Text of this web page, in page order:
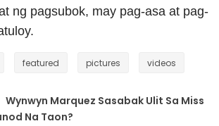
ng pagsubok, may pag-asa at pag-
featured pictures videos
Wynwyn Marquez Sasabak Ulit Sa Miss
Na Taon?